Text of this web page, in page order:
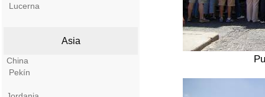
Lucerna
Asia
China
Pekín